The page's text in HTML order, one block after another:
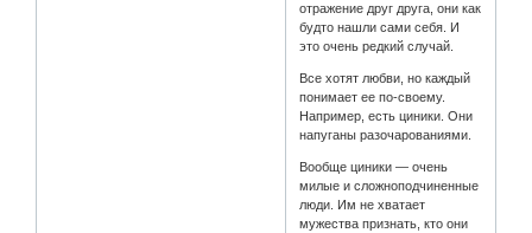
отражение друг друга, они как
будто нашли сами себя. И
это очень редкий случай.
Все хотят любви, но каждый
понимает ее по-своему.
Например, есть циники. Они
напуганы разочарованиями.
Вообще циники — очень
милые и сложноподчиненные
люди. Им не хватает
мужества признать, кто они